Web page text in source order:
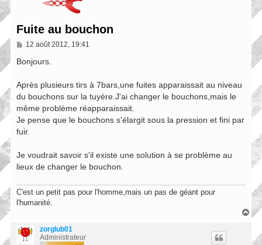
Fuite au bouchon
M
s
g
12 août 2012, 19:41
Bonjours.
Après plusieurs tirs à 7bars,une fuites apparaissait au niveau
du bouchons sur la tuyère.J'ai changer le bouchons,mais le
même problème réapparaissait.
Je pense que le bouchons s'élargit sous la pression et fini par
fuir.
Je voudrait savoir s'il existe une solution à se problème au
lieux de changer le bouchon.
C'est un petit pas pour l'homme,mais un pas de géant pour
l'humanité.
H
a
zorglub01
Administrateur